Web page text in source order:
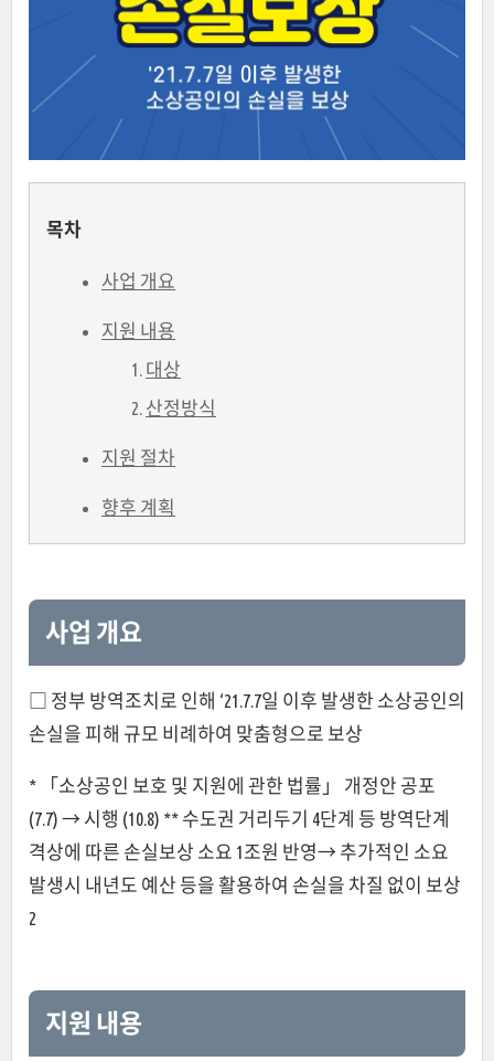
목차
사업 개요
지원 내용
대상
산정방식
지원 절차
향후 계획
사업 개요
□ 정부 방역조치로 인해 ‘21.7.7일 이후 발생한 소상공인의
손실을 피해 규모 비례하여 맞춤형으로 보상
* 「소상공인 보호 및 지원에 관한 법률」 개정안 공포
(7.7) → 시행 (10.8) ** 수도권 거리두기 4단계 등 방역단계
격상에 따른 손실보상 소요 1조원 반영→ 추가적인 소요
발생시 내년도 예산 등을 활용하여 손실을 차질 없이 보상
2
지원 내용